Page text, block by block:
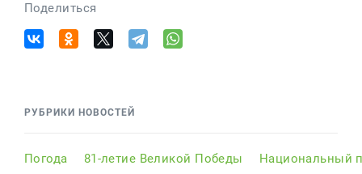
Поделиться
РУБРИКИ НОВОСТЕЙ
Погода 81-летие Великой Победы Национальный